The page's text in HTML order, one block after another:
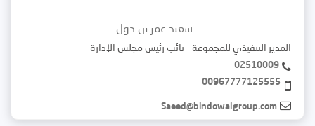
سعيد عمر بن دول
المدير التنفيذي للمجموعة - نائب رئيس مجلس الإدارة
02510009
00967777125555
Saeed@bindowalgroup.com